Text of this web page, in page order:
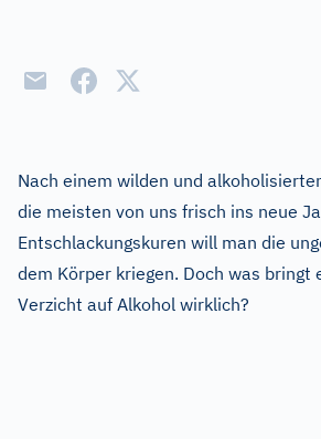
Nach einem wilden und
die meisten von uns frisch ins neue
Entschlackungskuren will man die
dem Körper kriegen. Doch was bringt
Verzicht auf Alkohol wirklich?